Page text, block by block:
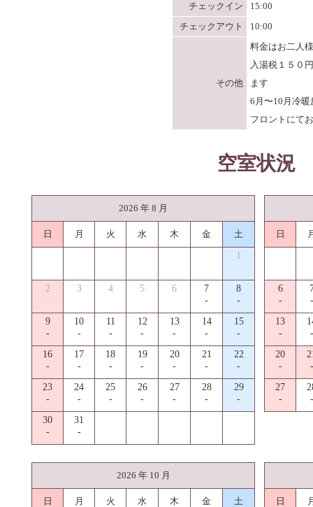
チェックイン
15:00
チェックアウト
10:00
その他
料金はお二人
入湯税１５０
ます
6月〜10月冷
フロントにて
空室状況
2026 年 8 月
日 月 火 水 木 金 土
1
2 3 4 5 6
7
-
8
-
9
-
10
-
11
-
12
-
13
-
14
-
15
-
16
-
17
-
18
-
19
-
20
-
21
-
22
-
23
-
24
-
25
-
26
-
27
-
28
-
29
-
30
-
31
-
日
6
-
-
13
-
-
20
-
-
27
-
-
2026 年 10 月
日 月 火 水 木 金 土 日